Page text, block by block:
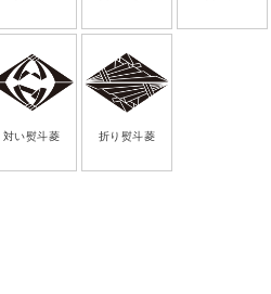
対い熨斗菱 折り熨斗菱